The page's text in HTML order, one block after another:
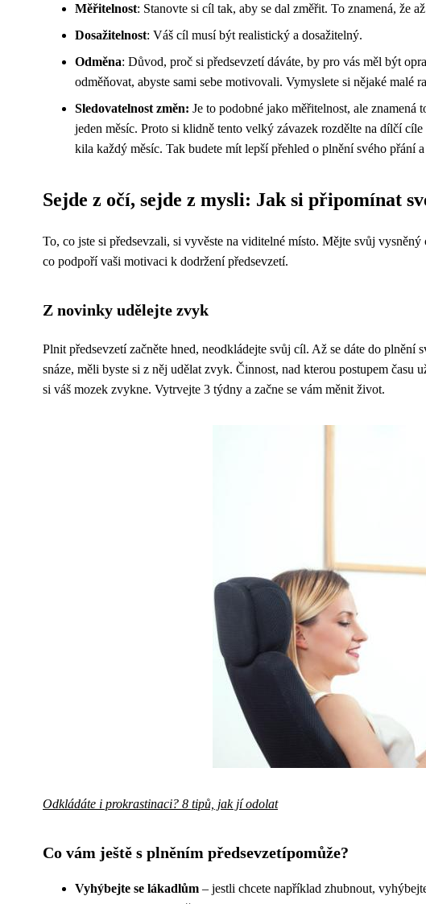
Měřitelnost: Stanovte si cíl tak, aby se dal změřit. To znamená, že
Dosažitelnost: Váš cíl musí být realistický a dosažitelný.
Odměna: Důvod, proč si předsevzetí dáváte, by pro vás měl být
odměňovat, abyste sami sebe motivovali. Vymyslete si nějaké malé
Sledovatelnost změn: Je to podobné jako měřitelnost, ale
jeden měsíc. Proto si klidně tento velký závazek rozdělte na dílčí
kila každý měsíc. Tak budete mít lepší přehled o plnění svého přání
Sejde z očí, sejde z mysli: Jak si připomínat
To, co jste si předsevzali, si vyvěste na viditelné místo. Mějte svůj
co podpoří vaši motivaci k dodržení předsevzetí.
Z novinky udělejte zvyk
Plnit předsevzetí začněte hned, neodkládejte svůj cíl. Až se dáte do
snáze, měli byste si z něj udělat zvyk. Činnost, nad kterou postupem času
si váš mozek zvykne. Vytrvejte 3 týdny a začne se vám měnit život.
Odkládáte i prokrastinaci? 8 tipů, jak jí odolat
Co vám ještě s plněním předsevzetípomůže?
Vyhýbejte se lákadlům – jestli chcete například zhubnout,